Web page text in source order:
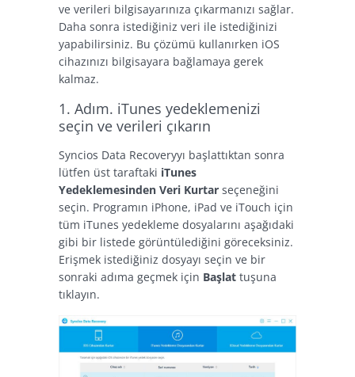
ve verileri bilgisayarınıza çıkarmanızı sağlar.
Daha sonra istediğiniz veri ile istediğinizi
yapabilirsiniz. Bu çözümü kullanırken iOS
cihazınızı bilgisayara bağlamaya gerek
kalmaz.
1. Adım. iTunes yedeklemenizi
seçin ve verileri çıkarın
Syncios Data Recoveryyı başlattıktan sonra
lütfen üst taraftaki iTunes
Yedeklemesinden Veri Kurtar seçeneğini
seçin. Programın iPhone, iPad ve iTouch için
tüm iTunes yedekleme dosyalarını aşağıdaki
gibi bir listede görüntülediğini göreceksiniz.
Erişmek istediğiniz dosyayı seçin ve bir
sonraki adıma geçmek için Başlat tuşuna
tıklayın.